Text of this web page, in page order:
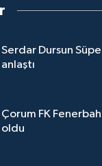
Serdar Dursun
anlaştı
Çorum FK
oldu